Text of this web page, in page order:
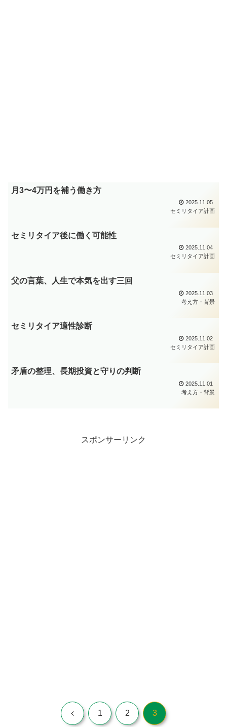
月3〜4万円を補う働き方
2025.11.05
セミリタイア計画
セミリタイア後に働く可能性
2025.11.04
セミリタイア計画
父の言葉、人生で本気を出す三回
2025.11.03
考え方・背景
セミリタイア適性診断
2025.11.02
セミリタイア計画
矛盾の整理、長期投資と守りの判断
2025.11.01
考え方・背景
スポンサーリンク
前 1 2 3